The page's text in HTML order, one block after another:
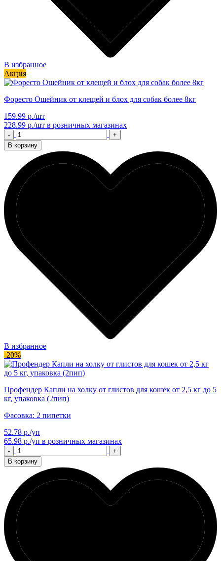
В избранное
Акция
Форесто Ошейник от клещей и блох для собак более 8кг
159.99 р./шт
228.99 р./шт в розничных магазинах
-
+
В корзину
В избранное
-20%
Профендер Капли на холку от глистов для кошек от 2,5 кг до 5
кг, упаковка (2пип)
Фасовка: 2 пипетки
52.78 р./уп
65.98 р./уп в розничных магазинах
-
+
В корзину